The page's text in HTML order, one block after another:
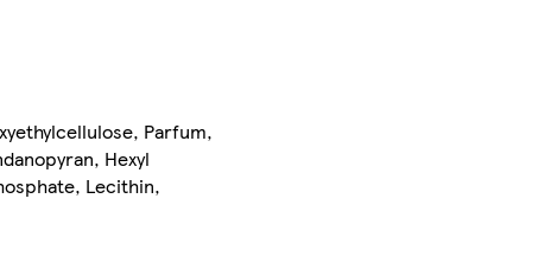
Parfum,
Hexyl
Lecithin,